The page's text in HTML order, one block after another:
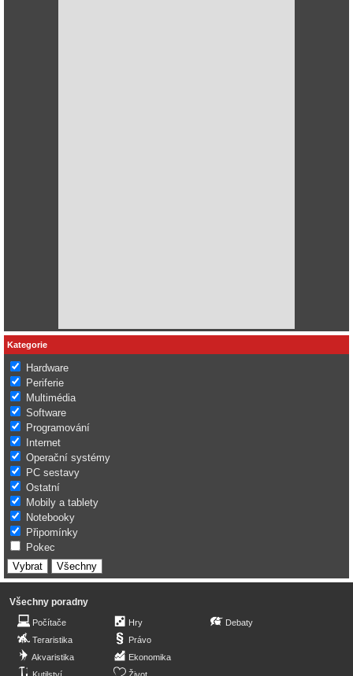
Kategorie
Hardware
Periferie
Multimédia
Software
Programování
Internet
Operační systémy
PC sestavy
Ostatní
Mobily a tablety
Notebooky
Připomínky
Pokec
Všechny poradny
Počítače
Teraristika
Akvaristika
Hry
Právo
Ekonomika
Debaty